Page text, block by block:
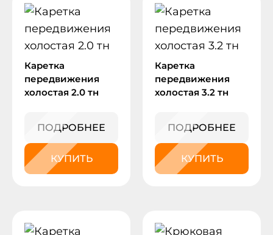
Каретка
передвижения
холостая 2.0 тн
ПОДРОБНЕЕ
КУПИТЬ
Каретка
передвижения
холостая 3.2 тн
ПОДРОБНЕЕ
КУПИТЬ